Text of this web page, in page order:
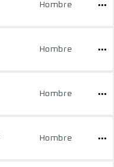
Hombre
Hombre
Hombre
Hombre